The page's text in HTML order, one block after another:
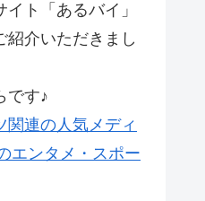
ト「あるバイ」
紹介いただきまし
です♪
関連の人気メディ
エンタメ・スポー